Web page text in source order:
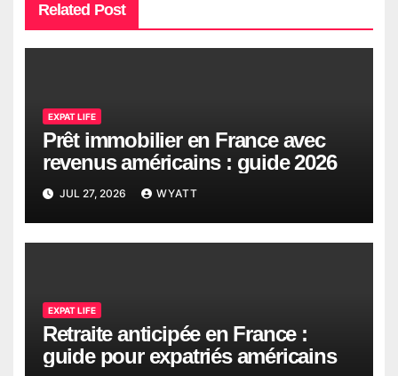
Related Post
EXPAT LIFE
Prêt immobilier en France avec
revenus américains : guide 2026
JUL 27, 2026 WYATT
EXPAT LIFE
Retraite anticipée en France :
guide pour expatriés américains